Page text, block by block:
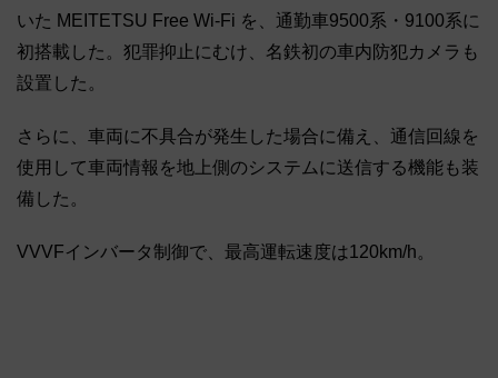
いた MEITETSU Free Wi-Fi を、通勤車9500系・9100系に
初搭載した。犯罪抑止にむけ、名鉄初の車内防犯カメラも
設置した。
さらに、車両に不具合が発生した場合に備え、通信回線を
使用して車両情報を地上側のシステムに送信する機能も装
備した。
VVVFインバータ制御で、最高運転速度は120km/h。